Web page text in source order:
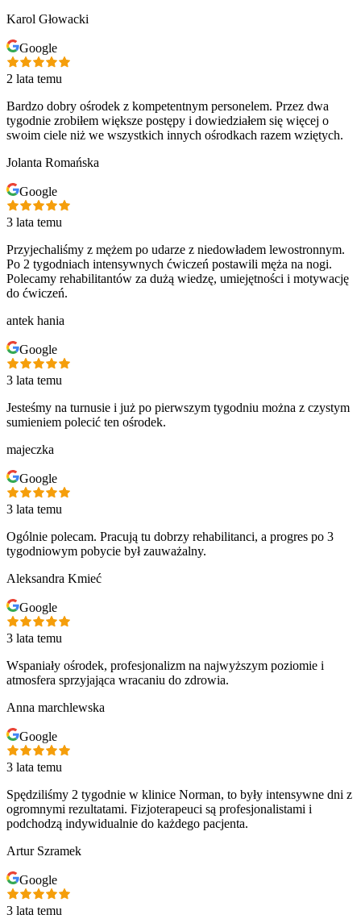
Karol Głowacki
Google
2 lata temu
Bardzo dobry ośrodek z kompetentnym personelem. Przez dwa
tygodnie zrobiłem większe postępy i dowiedziałem się więcej o
swoim ciele niż we wszystkich innych ośrodkach razem wziętych.
Jolanta Romańska
Google
3 lata temu
Przyjechaliśmy z mężem po udarze z niedowładem lewostronnym.
Po 2 tygodniach intensywnych ćwiczeń postawili męża na nogi.
Polecamy rehabilitantów za dużą wiedzę, umiejętności i motywację
do ćwiczeń.
antek hania
Google
3 lata temu
Jesteśmy na turnusie i już po pierwszym tygodniu można z czystym
sumieniem polecić ten ośrodek.
majeczka
Google
3 lata temu
Ogólnie polecam. Pracują tu dobrzy rehabilitanci, a progres po 3
tygodniowym pobycie był zauważalny.
Aleksandra Kmieć
Google
3 lata temu
Wspaniały ośrodek, profesjonalizm na najwyższym poziomie i
atmosfera sprzyjająca wracaniu do zdrowia.
Anna marchlewska
Google
3 lata temu
Spędziliśmy 2 tygodnie w klinice Norman, to były intensywne dni z
ogromnymi rezultatami. Fizjoterapeuci są profesjonalistami i
podchodzą indywidualnie do każdego pacjenta.
Artur Szramek
Google
3 lata temu